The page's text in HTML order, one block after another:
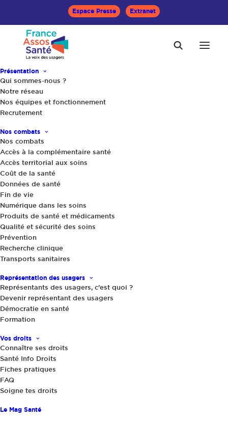
Espace Presse Extranet
Présentation
Qui sommes-nous ?
Notre réseau
Nos équipes et fonctionnement
Recrutement
Nos combats
Nos combats
Accès à la complémentaire santé
Accès territorial aux soins
Coût de la santé
Données de santé
Fin de vie
Numérique dans les soins
Produits de santé et médicaments
Qualité et sécurité des soins
Prévention
Recherche clinique
Transports sanitaires
Représentation des usagers
Représentants des usagers, c’est quoi ?
Devenir représentant des usagers
Démocratie en santé
Formation
Vos droits
Connaître ses droits
Santé Info Droits
Fiches pratiques
FAQ
Soigne tes droits
Le Mag Santé
Accueil
L’inquiétude des personnes les plus vulnérables face à la
Covid, alors que les restrictions sanitaires sont relâchées
Actualités,Le Mag Santé
L’inquiétude des personnes les plus
vulnérables face à la Covid, alors que
les restrictions sanitaires sont
relâchées